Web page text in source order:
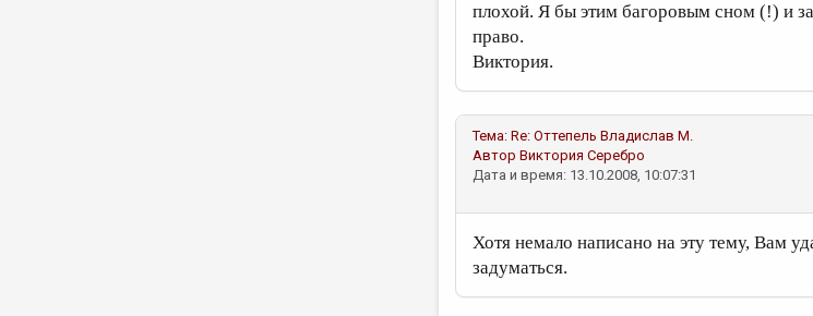
плохой. Я бы этим багоровым сном (!) и
право.
Виктория.
Тема: Re: Оттепель Владислав М.
Автор Виктория Серебро
Дата и время: 13.10.2008, 10:07:31
Хотя немало написано на эту тему, Вам
задуматься.